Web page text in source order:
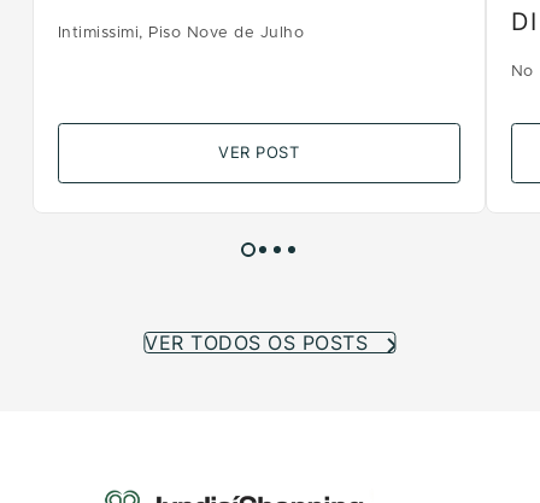
VER TODOS OS POSTS
Intimissimi, Piso Nove de Julho
VER POST
No